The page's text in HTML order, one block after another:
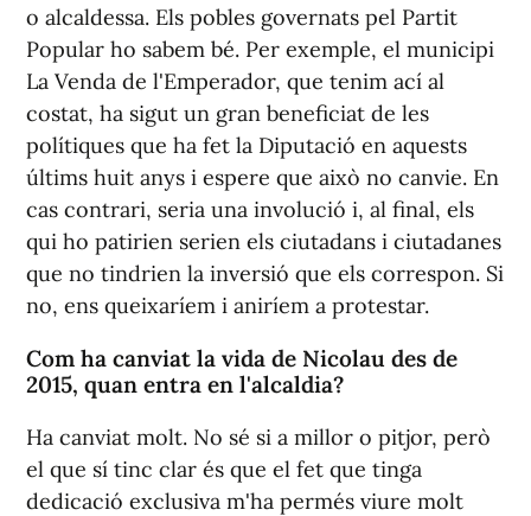
o alcaldessa. Els pobles governats pel Partit
Popular ho sabem bé. Per exemple, el municipi
La Venda de l'Emperador, que tenim ací al
costat, ha sigut un gran beneficiat de les
polítiques que ha fet la Diputació en aquests
últims huit anys i espere que això no canvie. En
cas contrari, seria una involució i, al final, els
qui ho patirien serien els ciutadans i ciutadanes
que no tindrien la inversió que els correspon. Si
no, ens queixaríem i aniríem a protestar.
Com ha canviat la vida de Nicolau des de
2015, quan entra en l'alcaldia?
Ha canviat molt. No sé si a millor o pitjor, però
el que sí tinc clar és que el fet que tinga
dedicació exclusiva m'ha permés viure molt